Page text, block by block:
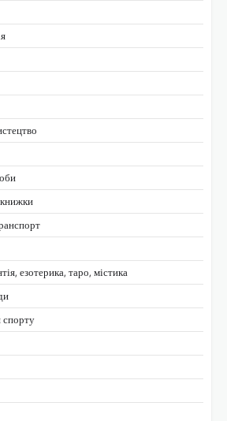
езотерика, таро, містика
спорту